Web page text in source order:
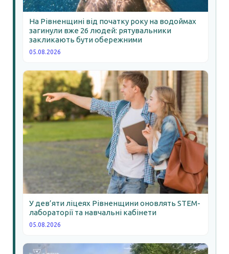
На Рівненщині від початку року на водоймах
загинули вже 26 людей: рятувальники
закликають бути обережними
05.08.2026
У дев’яти ліцеях Рівненщини оновлять STEM-
лабораторії та навчальні кабінети
05.08.2026